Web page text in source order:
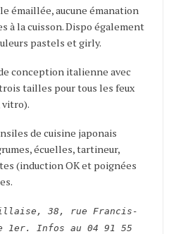
émaillée, aucune émanation
à la cuisson. Dispo également
pastels et girly.
conception italienne avec
tailles pour tous les feux
vitro).
de cuisine japonais
écuelles, tartineur,
(induction OK et poignées
38, rue Francis-
1er. Infos au 04 91 55